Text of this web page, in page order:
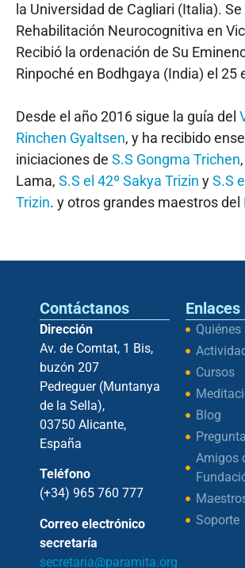
la Universidad de Cagliari (Italia).
Rehabilitación Neurocognitiva en
Recibió la ordenación de Su
Rinpoché en Bodhgaya (India) el 25
Desde el año 2016 sigue la guía del
Rinchen Gyaltsen, y ha recibido
iniciaciones de S.S Gongma Trichen
Lama, S.S el 42º Sakya Trizin yS.S
Trizin. y otros grandes maestros del
Contáctanos
Dirección
Av. de Comtat, 1 Bis,
buzón 207
Pedreguer (Muntanya
de la Sella),
03750 Alicante,
España
Teléfono
(+34) 965 760 777
Correo electrónico
secretaría
secretaria@paramita.org
Cursos
Blog
Amigos
Soporte